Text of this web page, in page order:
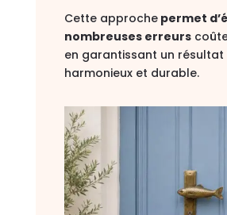
Cette approchepermet
nombreuses erreurs
en garantissant un résultat
harmonieux et durable.